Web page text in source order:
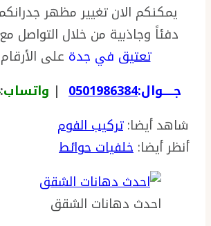
يمكنكم الان تغيير مظهر
دفئاً وجاذبية من خلال التواصل
تعتيق في جدة على الأرقام
جـــــوال:0501986384
| واتساب:
شاهد أيضا:تركيب الفوم
أنظر أيضا: خلفيات حوائط
احدث دهانات الشقق